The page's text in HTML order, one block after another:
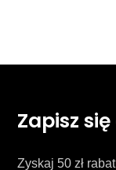
Zapisz
Zyskaj 50 zł